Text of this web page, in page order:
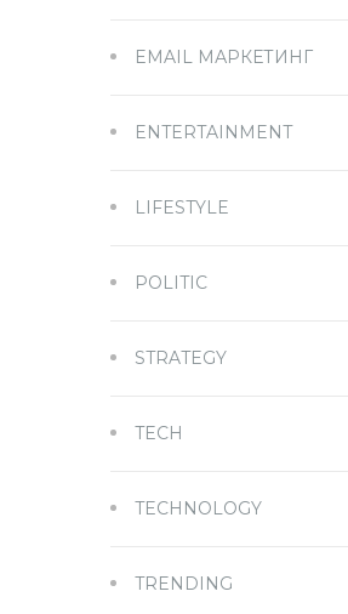
EMAIL МАРКЕТИНГ
ENTERTAINMENT
LIFESTYLE
POLITIC
STRATEGY
TECH
TECHNOLOGY
TRENDING